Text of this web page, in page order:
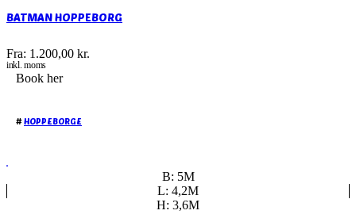
BATMAN HOPPEBORG
Fra: 1.200,00 kr.
inkl. moms
Book her
#HOPPEBORGE
B: 5M
L: 4,2M
H: 3,6M